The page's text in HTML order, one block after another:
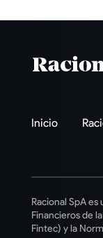
Inicio
Racional SpA
Financieros de
Fintec) y la